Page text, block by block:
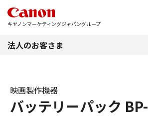
キヤノンマーケティングジャパングループ
法人のお客さま
バッテリーパック
映画製作機器